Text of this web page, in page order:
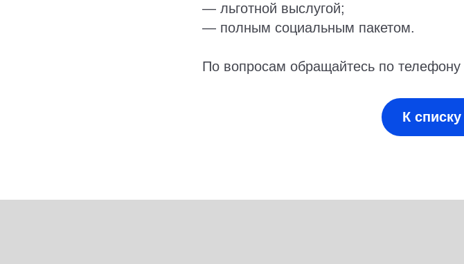
— льготной выслугой;
— полным социальным пакетом.
По вопросам обращайтесь по
К